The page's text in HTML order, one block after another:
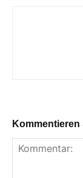
Kommentieren